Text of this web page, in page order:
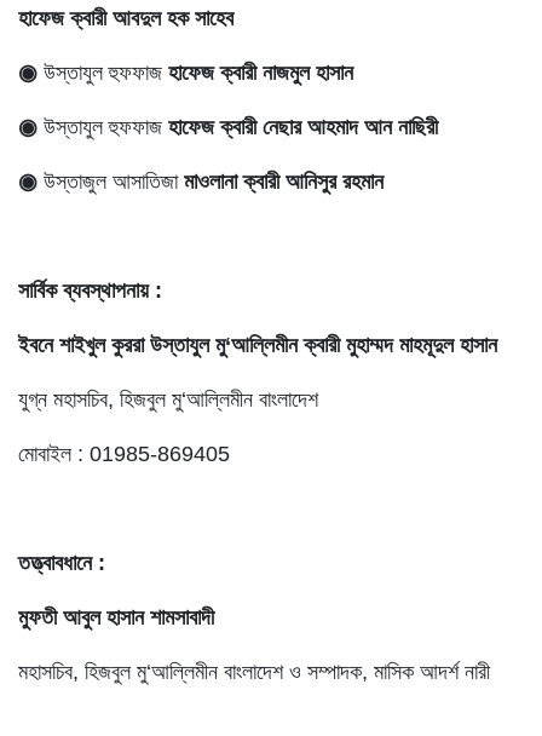
হাফেজ ক্বারী আবদুল হক সাহেব
◉ উস্তাযুল হুফফাজ হাফেজ ক্বারী নাজমুল হাসান
◉ উস্তাযুল হুফফাজ হাফেজ ক্বারী নেছার আহমাদ আন নাছিরী
◉ উস্তাজুল আসাতিজামাওলানা ক্বারী আনিসুর রহমান
সার্বিক ব্যবস্থাপনায় :
ইবনে শাইখুল কুররা উস্তাযুল মু‘আল্লিমীন ক্বারী মুহাম্মদ মাহমূদুল হাসান
যুগ্ন মহাসচিব, হিজবুল মু‘আল্লিমীন বাংলাদেশ
মোবাইল : 01985-869405
তত্ত্বাবধানে :
মুফতী আবুল হাসান শামসাবাদী
মহাসচিব, হিজবুল মু‘আল্লিমীন বাংলাদেশ ও সম্পাদক, মাসিক আদর্শ নারী